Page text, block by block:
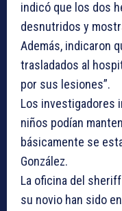
indicó que los dos
desnutridos y
Además, indicaron
trasladados al
por sus lesiones”.
Los investigadores
niños podían
básicamente se
González.
La oficina del
su novio han sido